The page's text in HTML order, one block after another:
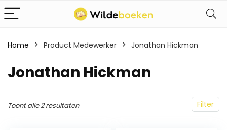
Home Product Medewerker Jonathan Hickman
Jonathan Hickman
Filter
Toont alle 2 resultaten